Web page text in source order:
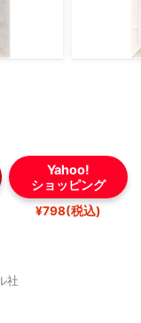
Yahoo!
ショッピング
¥798(税込)
社